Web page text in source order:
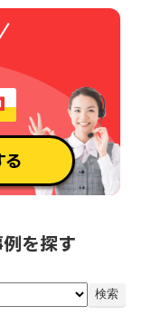
る
を探す